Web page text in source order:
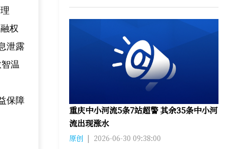
权
泄露
温
保障
重庆中小河流5条7站超警 其余35条中小河
流出现涨水
原创 | 2026-06-30 09:38:00